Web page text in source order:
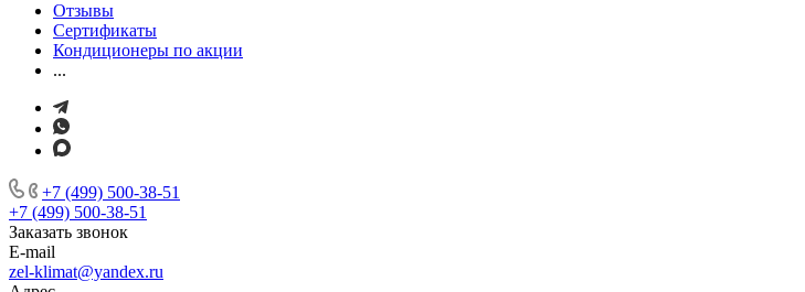
Отзывы
Сертификаты
Кондиционеры по акции
...
+7 (499) 500-38-51
+7 (499) 500-38-51
Заказать звонок
E-mail
zel-klimat@yandex.ru